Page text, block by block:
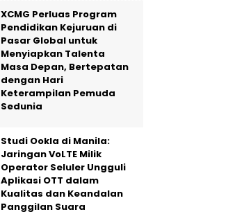
XCMG Perluas Program
Pendidikan Kejuruan di
Pasar Global untuk
Menyiapkan Talenta
Masa Depan, Bertepatan
dengan Hari
Keterampilan Pemuda
Sedunia
Studi Ookla di Manila:
Jaringan VoLTE Milik
Operator Seluler Ungguli
Aplikasi OTT dalam
Kualitas dan Keandalan
Panggilan Suara